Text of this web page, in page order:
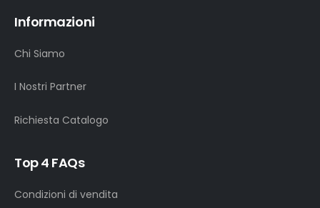
Informazioni
Chi Siamo
I Nostri Partner
Richiesta Catalogo
Top 4 FAQs
Condizioni di vendita